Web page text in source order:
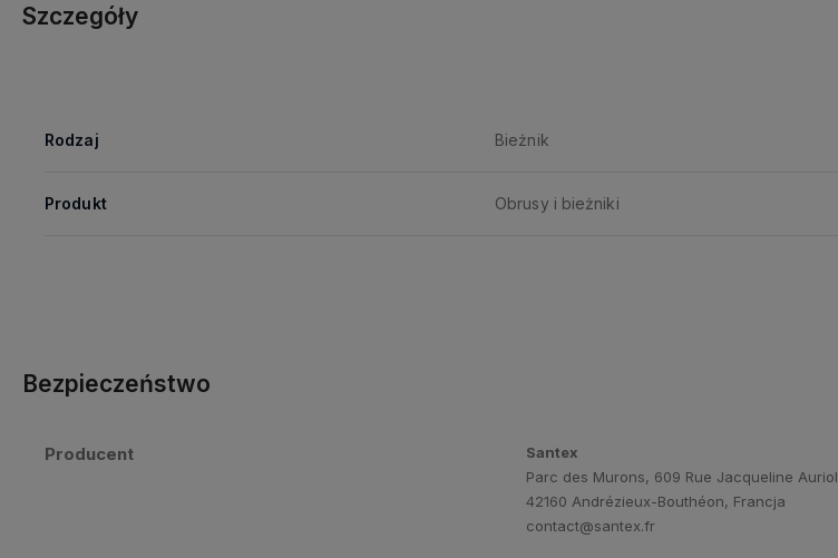
Szczegóły
Rodzaj Bieżnik
Produkt Obrusy i bieżniki
Bezpieczeństwo
Producent
Santex
Parc des Murons, 609 Rue Jacqueline Auriol
42160 Andrézieux-Bouthéon, Francja
contact@santex.fr